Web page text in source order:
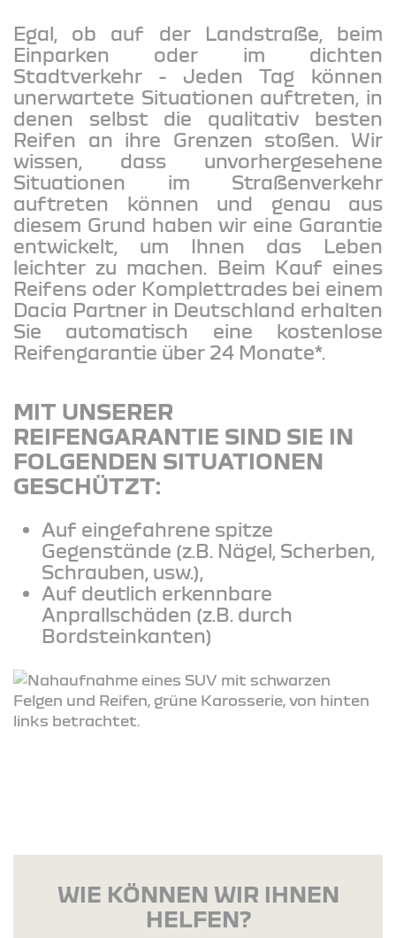
Egal, ob auf der Landstraße, beim
Einparken oder im dichten
Stadtverkehr - Jeden Tag können
unerwartete Situationen auftreten, in
denen selbst die qualitativ besten
Reifen an ihre Grenzen stoßen. Wir
wissen, dass unvorhergesehene
Situationen im Straßenverkehr
auftreten können und genau aus
diesem Grund haben wir eine Garantie
entwickelt, um Ihnen das Leben
leichter zu machen. Beim Kauf eines
Reifens oder Komplettrades bei einem
Dacia Partner in Deutschland erhalten
Sie automatisch eine kostenlose
Reifengarantie über 24 Monate*.
MIT UNSERER
REIFENGARANTIE SIND SIE IN
FOLGENDEN SITUATIONEN
GESCHÜTZT:
Auf eingefahrene spitze
Gegenstände (z.B. Nägel, Scherben,
Schrauben, usw.),
Auf deutlich erkennbare
Anprallschäden (z.B. durch
Bordsteinkanten)
WIE KÖNNEN WIR IHNEN
HELFEN?